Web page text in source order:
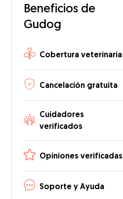
Beneficios de
Gudog
Cobertura veterinaria
Cancelación gratuita
Cuidadores
verificados
Opiniones verificadas
Soporte y Ayuda